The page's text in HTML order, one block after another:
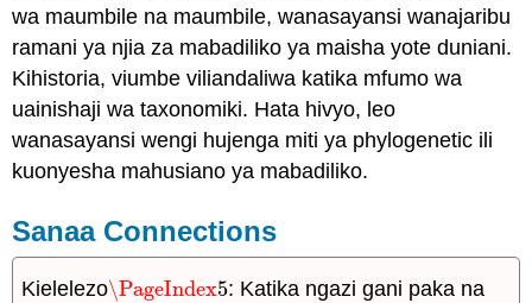
wa maumbile na maumbile, wanasayansi wanajaribu
ramani ya njia za mabadiliko ya maisha yote duniani.
Kihistoria, viumbe viliandaliwa katika mfumo wa
uainishaji wa taxonomiki. Hata hivyo, leo
wanasayansi wengi hujenga miti ya phylogenetic ili
kuonyesha mahusiano ya mabadiliko.
Sanaa Connections
Kielelezo\PageIndex5
\PageIndex5: Katika ngazi gani paka na